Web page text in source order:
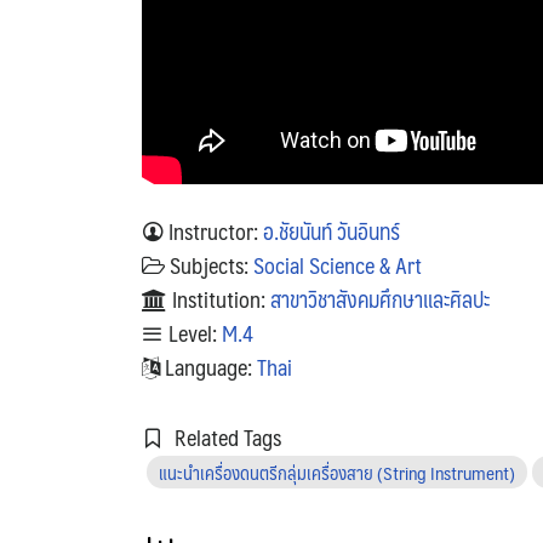
Instructor:อ.ชัยนันท์ วันอินทร์
Subjects:Social Science & Art
Institution:สาขาวิชาสังคมศึกษาและศิลปะ
Level:M.4
Language:Thai
Related Tags
แนะนำเครื่องดนตรีกลุ่มเครื่องสาย (String Instrument)